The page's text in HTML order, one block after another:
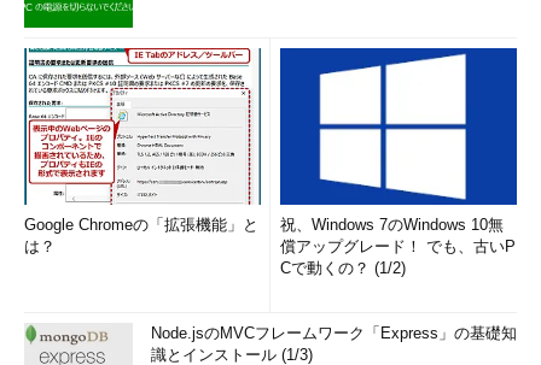
Google Chromeの「拡張機能」と
は？
祝、Windows 7のWindows 10無
償アップグレード！ でも、古いP
Cで動くの？ (1/2)
Node.jsのMVCフレームワーク「Express」の基礎知
識とインストール (1/3)